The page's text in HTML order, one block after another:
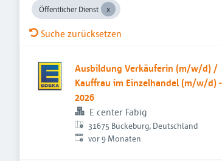
Öffentlicher Dienst
Suche zurücksetzen
Ausbildung Verkäuferin (m/w/d) /
Kauffrau im Einzelhandel (m/w/d) -
2026
E center Fabig
31675 Bückeburg, Deutschland
Veröffentlicht:
vor 9 Monaten